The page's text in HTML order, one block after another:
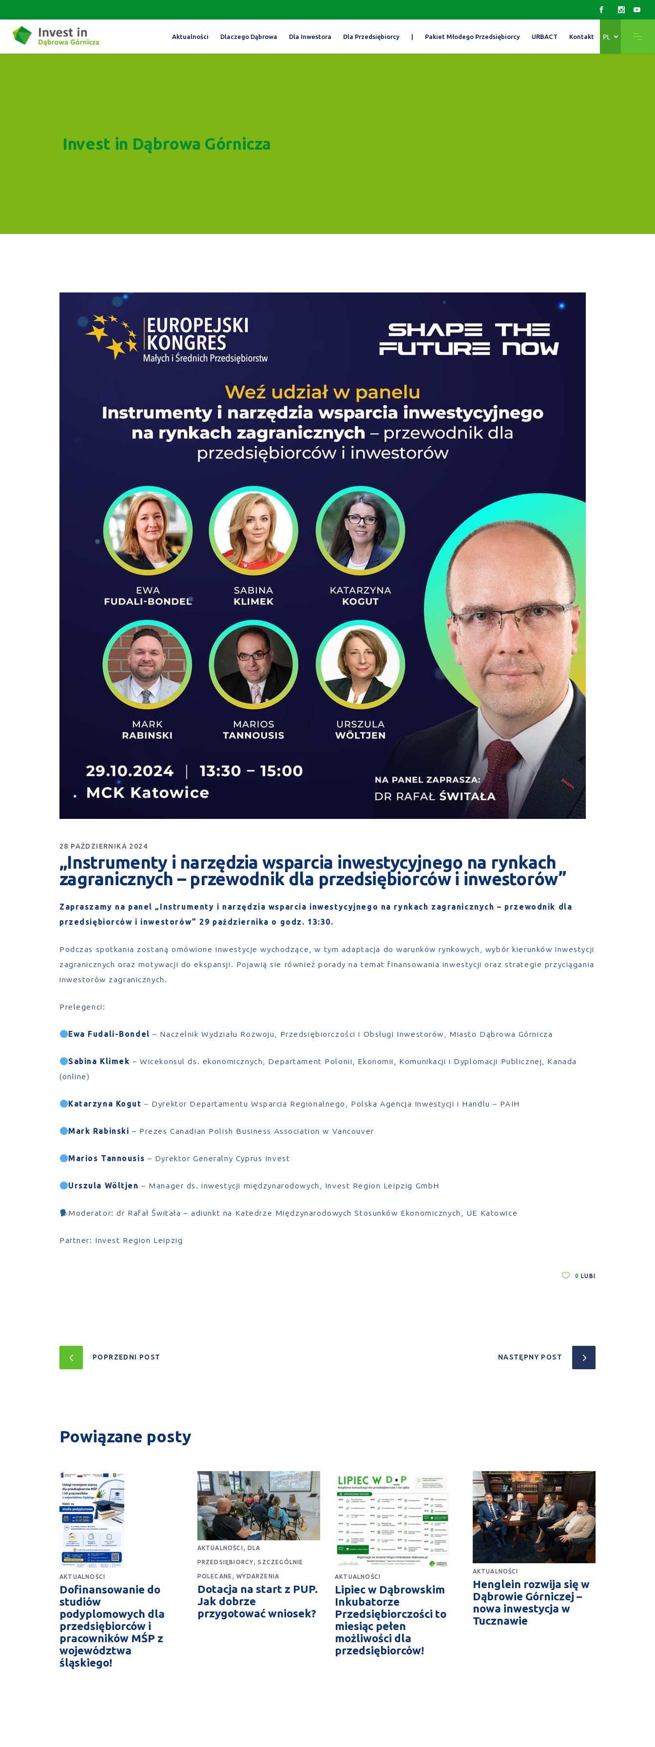
Aktualności Dlaczego Dąbrowa Dla Inwestora Dla Przedsiębiorcy | Pakiet Młodego Przedsiębiorcy URBACT Kontakt
język
Invest in Dąbrowa Górnicza
28 PAŹDZIERNIKA 2024
„Instrumenty i narzędzia wsparcia inwestycyjnego na rynkach
zagranicznych – przewodnik dla przedsiębiorców i inwestorów”
Zapraszamy na panel „Instrumenty i narzędzia wsparcia inwestycyjnego na rynkach zagranicznych – przewodnik dla
przedsiębiorców i inwestorów” 29 października o godz. 13:30.
Podczas spotkania zostaną omówione inwestycje wychodzące, w tym adaptacja do warunków rynkowych, wybór kierunków inwestycji
zagranicznych oraz motywacji do ekspansji. Pojawią sie również porady na temat finansowania inwestycji oraz strategie przyciągania
inwestorów zagranicznych.
Prelegenci:
Ewa Fudali-Bondel – Naczelnik Wydziału Rozwoju, Przedsiębiorczości i Obsługi Inwestorów, Miasto Dąbrowa Górnicza
Sabina Klimek – Wicekonsul ds. ekonomicznych, Departament Polonii, Ekonomii, Komunikacji i Dyplomacji Publicznej, Kanada
(online)
Katarzyna Kogut – Dyrektor Departamentu Wsparcia Regionalnego, Polska Agencja Inwestycji i Handlu – PAIH
Mark Rabinski – Prezes Canadian Polish Business Association w Vancouver
Marios Tannousis – Dyrektor Generalny Cyprus Invest
Urszula Wöltjen – Manager ds. inwestycji międzynarodowych, Invest Region Leipzig GmbH
Moderator: dr Rafał Świtała – adiunkt na Katedrze Międzynarodowych Stosunków Ekonomicznych, UE Katowice
Partner: Invest Region Leipzig
0 LUBI
POPRZEDNI POST NASTĘPNY POST
Powiązane posty
AKTUALNOŚCI
Dofinansowanie do
studiów
podyplomowych dla
przedsiębiorców i
pracowników MŚP z
województwa
śląskiego!
AKTUALNOŚCI DLA
PRZEDSIĘBIORCY ,SZCZEGÓLNIE
POLECANE ,WYDARZENIA
Dotacja na start z PUP.
Jak dobrze
przygotować wniosek?
AKTUALNOŚCI
Lipiec w Dąbrowskim
Inkubatorze
Przedsiębiorczości to
miesiąc pełen
możliwości dla
przedsiębiorców!
AKTUALNOŚCI
Henglein rozwija się w
Dąbrowie Górniczej –
nowa inwestycja w
Tucznawie